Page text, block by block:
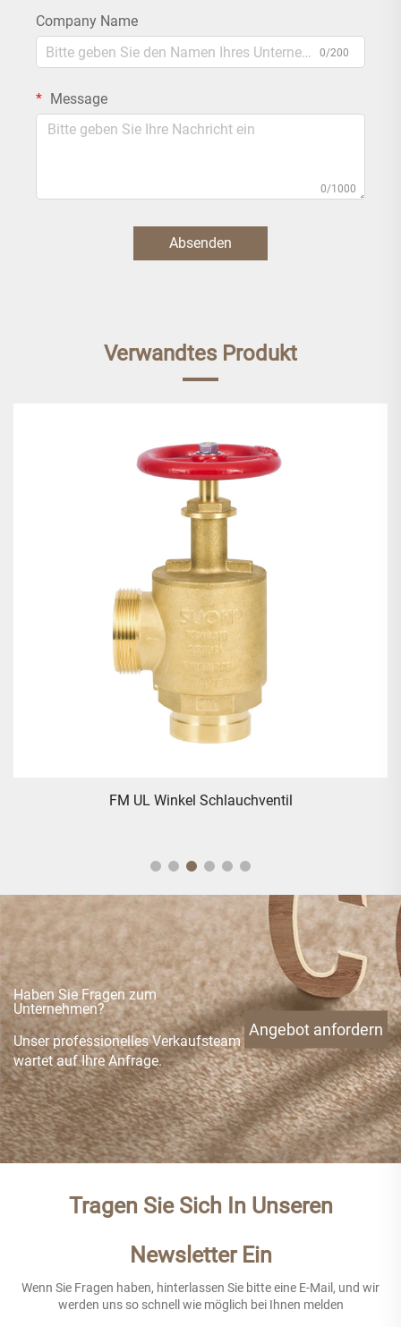
Company Name
0/200
Message
0/1000
Absenden
Verwandtes Produkt
Messingstöpsel & Kette
Haben Sie Fragen zum
Unternehmen?
Unser professionelles Verkaufsteam
wartet auf Ihre Anfrage.
Angebot anfordern
Tragen Sie Sich In Unseren
Newsletter Ein
Wenn Sie Fragen haben, hinterlassen Sie bitte eine E-Mail, und wir
werden uns so schnell wie möglich bei Ihnen melden